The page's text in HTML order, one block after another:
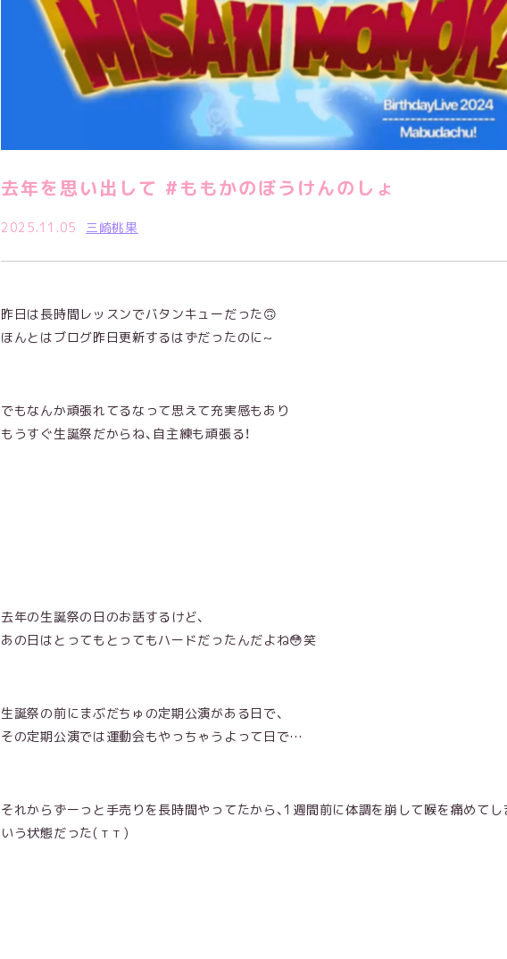
去年を思い出して #ももかのぼうけんのしょ
2025.11.05 三崎桃果
昨日は長時間レッスンでバタンキューだった🙃
ほんとはブログ昨日更新するはずだったのに~
でもなんか頑張れてるなって思えて充実感もあり
もうすぐ生誕祭だからね、自主練も頑張る！
去年の生誕祭の日のお話するけど、
あの日はとってもとってもハードだったんだよね😳笑
生誕祭の前にまぶだちゅの定期公演がある日で、
その定期公演では運動会もやっちゃうよって日で…
それからずーっと手売りを長時間やってたから、1週間前に体調を崩して喉を痛めてし
いう状態だった( т т )